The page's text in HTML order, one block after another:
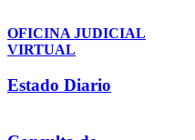
OFICINA JUDICIAL
VIRTUAL
Estado Diario